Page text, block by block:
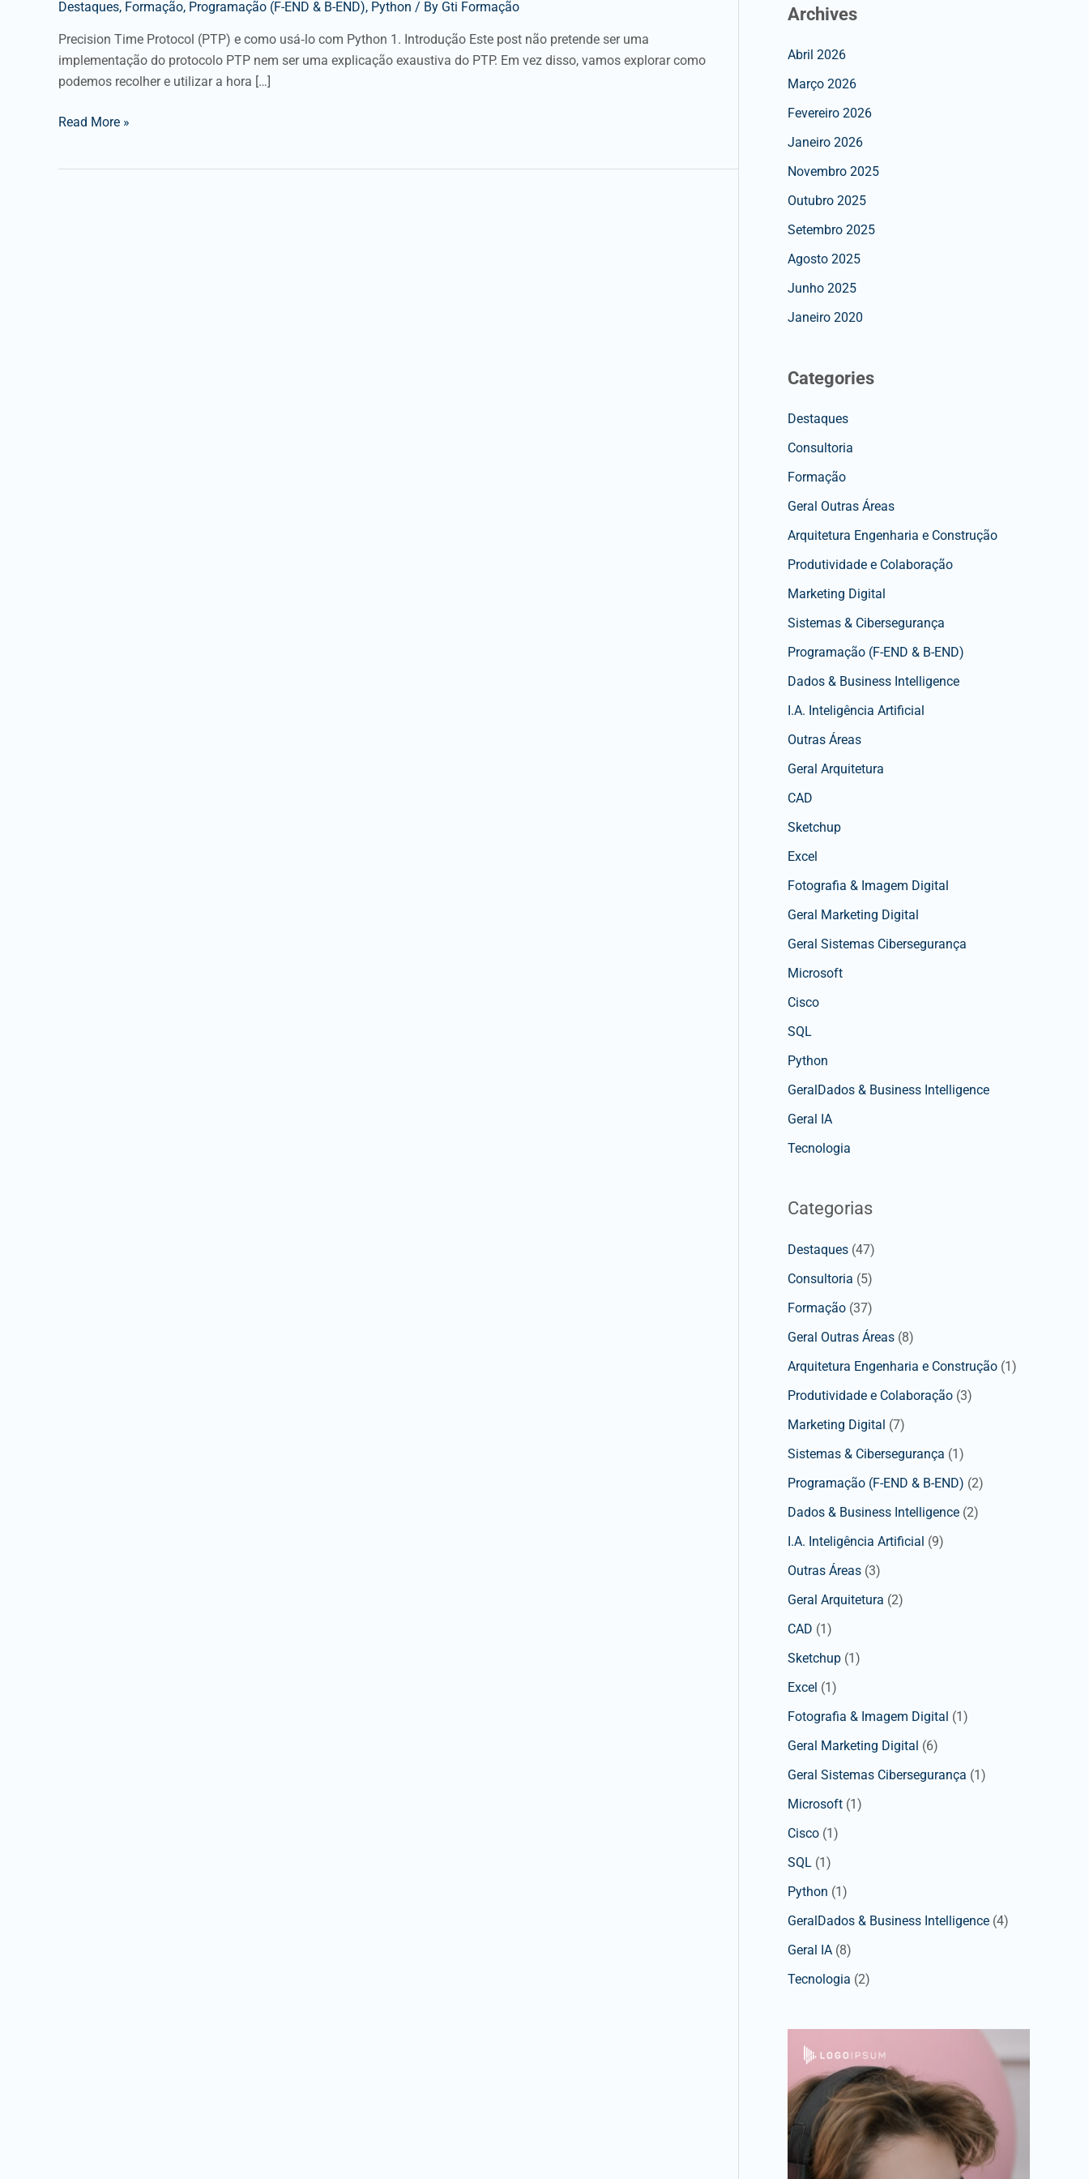
Destaques, Formação, Programação (F-END & B-END), Python / By Gti Formação
Precision Time Protocol (PTP) e como usá‑lo com Python 1. Introdução Este post não pretende ser uma
implementação do protocolo PTP nem ser uma explicação exaustiva do PTP. Em vez disso, vamos explorar como
podemos recolher e utilizar a hora […]
Read More »
Archives
Abril 2026
Março 2026
Fevereiro 2026
Janeiro 2026
Novembro 2025
Outubro 2025
Setembro 2025
Agosto 2025
Junho 2025
Janeiro 2020
Categories
Destaques
Consultoria
Formação
Geral Outras Áreas
Arquitetura Engenharia e Construção
Produtividade e Colaboração
Marketing Digital
Sistemas & Cibersegurança
Programação (F-END & B-END)
Dados & Business Intelligence
I.A. Inteligência Artificial
Outras Áreas
Geral Arquitetura
CAD
Sketchup
Excel
Fotografia & Imagem Digital
Geral Marketing Digital
Geral Sistemas Cibersegurança
Microsoft
Cisco
SQL
Python
GeralDados & Business Intelligence
Geral IA
Tecnologia
Categorias
Destaques (47)
Consultoria (5)
Formação (37)
Geral Outras Áreas (8)
Arquitetura Engenharia e Construção (1)
Produtividade e Colaboração (3)
Marketing Digital (7)
Sistemas & Cibersegurança (1)
Programação (F-END & B-END) (2)
Dados & Business Intelligence (2)
I.A. Inteligência Artificial (9)
Outras Áreas (3)
Geral Arquitetura (2)
CAD (1)
Sketchup (1)
Excel (1)
Fotografia & Imagem Digital (1)
Geral Marketing Digital (6)
Geral Sistemas Cibersegurança (1)
Microsoft (1)
Cisco (1)
SQL (1)
Python (1)
GeralDados & Business Intelligence (4)
Geral IA (8)
Tecnologia (2)